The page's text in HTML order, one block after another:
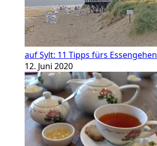
auf Sylt: 11 Tipps fürs Essengehen
12. Juni 2020